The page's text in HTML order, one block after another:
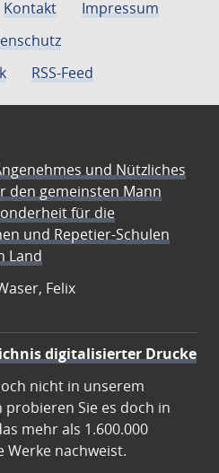
Kontakt
Impressum
RSS-Feed
und Nützliches
den gemeinsten Mann
für die
und Repetier-Schulen
Land
Felix
digitalisierter Drucke
nicht in unserem
probieren Sie es doch in
mehr als 1.600.000
nachweist.